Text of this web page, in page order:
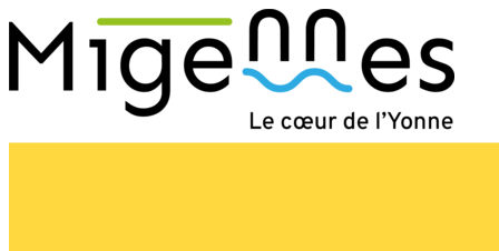
Précédent
Suivant